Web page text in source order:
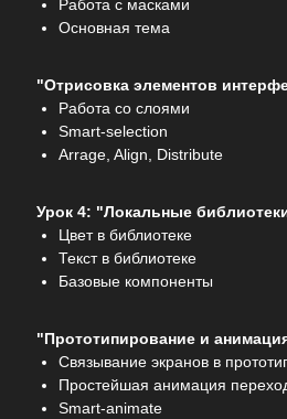
Работа с масками
Основная тема
"Отрисовка элементов
Работа со слоями
Smart-selection
Arrage, Align, Distribute
Урок 4: "Локальные
Цвет в библиотеке
Текст в библиотеке
Базовые компоненты
"Прототипирование и
Связывание экранов в
Простейшая анимация
Smart-animate